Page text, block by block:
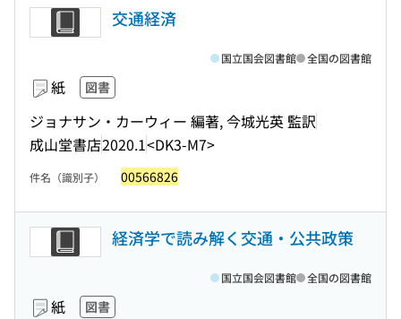
交通経済
紙 図書
ジョナサン・カーウィー 編著, 今城光英 監訳
成山堂書店2020.1<DK3-M7>
国立国会図書館 全国の図書館
件名（識別子） 00566826
経済学で読み解く交通・公共政策
紙 図書
国立国会図書館 全国の図書館